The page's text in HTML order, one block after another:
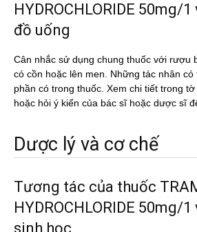
HYDROCHLORIDE 50mg/
đồ uống
Cân nhắc sử dụng chung thuốc với rượu
có cồn hoặc lên men. Những tác nhân có
phần có trong thuốc. Xem chi tiết trong
hoặc hỏi ý kiến của bác sĩ hoặc dược sĩ
Dược lý và cơ chế
Tương tác của thuốc
HYDROCHLORIDE 50mg/
sinh học